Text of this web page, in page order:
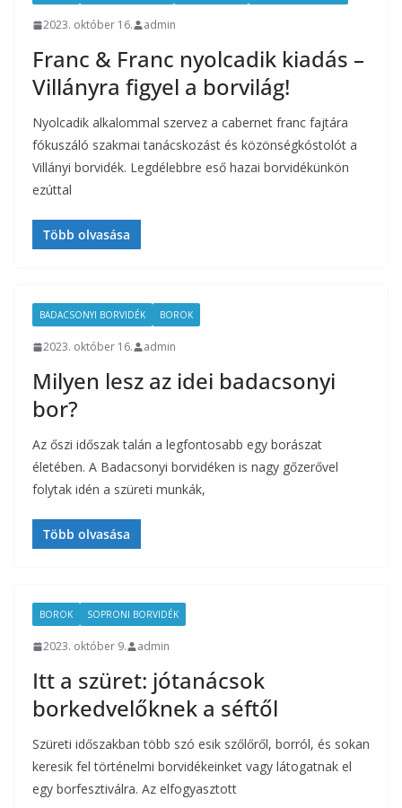
2023. október 16. admin
Franc & Franc nyolcadik kiadás –
Villányra figyel a borvilág!
Nyolcadik alkalommal szervez a cabernet franc fajtára
fókuszáló szakmai tanácskozást és közönségkóstolót a
Villányi borvidék. Legdélebbre eső hazai borvidékünkön
ezúttal
Több olvasása
BADACSONYI BORVIDÉK BOROK
2023. október 16. admin
Milyen lesz az idei badacsonyi
bor?
Az őszi időszak talán a legfontosabb egy borászat
életében. A Badacsonyi borvidéken is nagy gőzerővel
folytak idén a szüreti munkák,
Több olvasása
BOROK SOPRONI BORVIDÉK
2023. október 9. admin
Itt a szüret: jótanácsok
borkedvelőknek a séftől
Szüreti időszakban több szó esik szőlőről, borról, és sokan
keresik fel történelmi borvidékeinket vagy látogatnak el
egy borfesztiválra. Az elfogyasztott